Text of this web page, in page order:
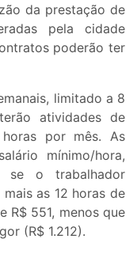
da prestação de
pela cidade
poderão ter
limitado a 8
atividades de
por mês. As
mínimo/hora,
se o trabalhador
as 12 horas de
R$ 551, menos que
(R$ 1.212).